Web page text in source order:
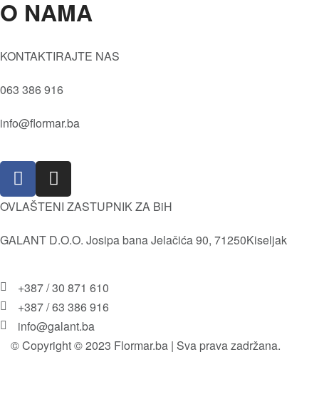
Oči
Tečni puder
Sjenila
Usne
Olovke za usne
O NAMA
Kvaliteta
Društvena i Prirodna odgovornost
Misija i Vizija
Pravila i uslovi korištenja
KONTAKTIRAJTE NAS
063 386 916
info@flormar.ba
OVLAŠTENI ZASTUPNIK ZA BiH
GALANT D.O.O. Josipa bana Jelačića 90, 71250Kiseljak
+387 / 30 871 610
+387 / 63 386 916
info@galant.ba
© Copyright © 2023 Flormar.ba | Sva prava zadržana.